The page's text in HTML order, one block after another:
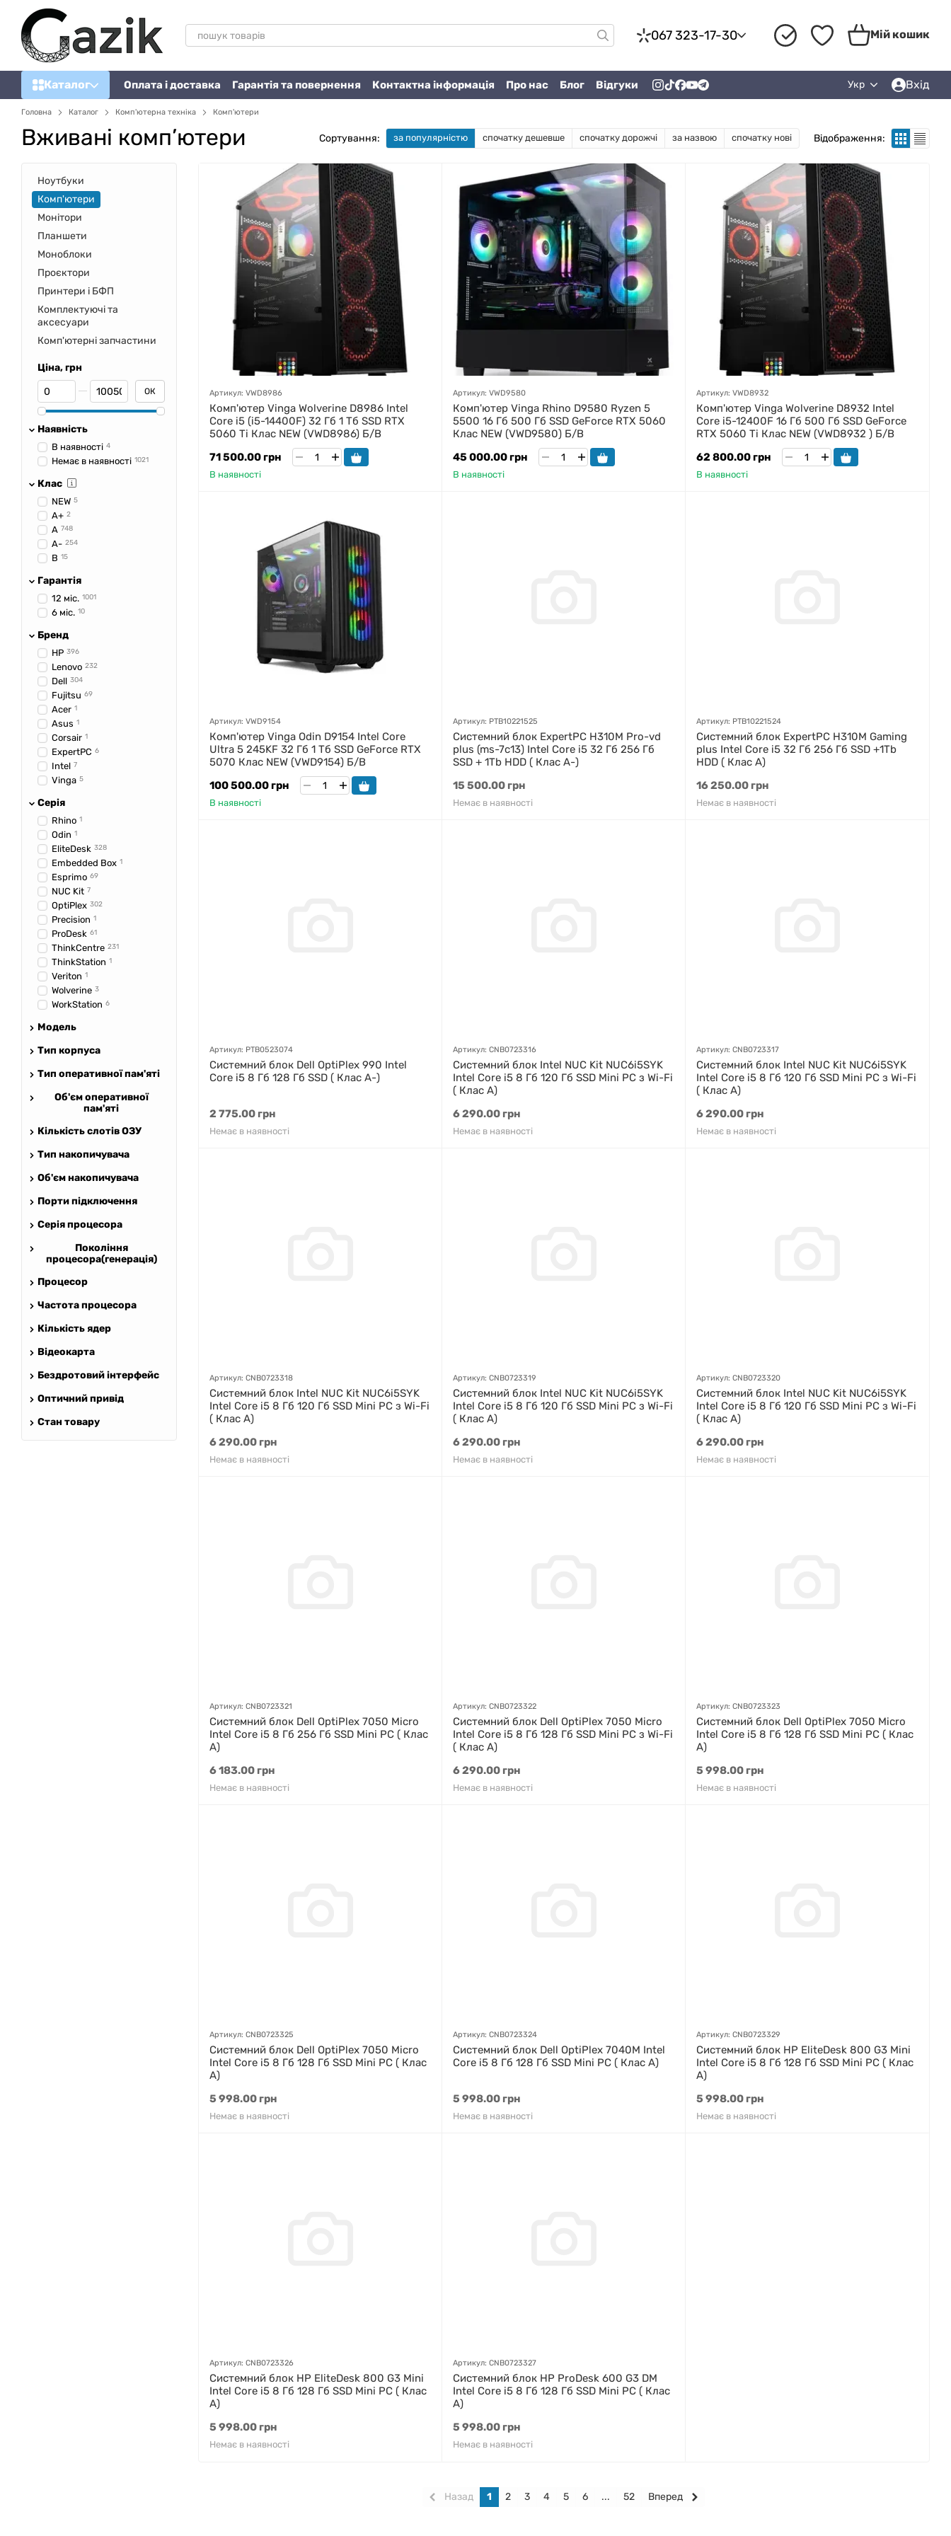
Перейти до основного контенту
067 323-17-30 Мій кошик
Каталог Оплата і доставка Гарантія та повернення Контактна інформація Про нас Блог Відгуки Укр Вхід
Головна Каталог Комп'ютерна техніка Комп'ютери
Вживані комп’ютери Сортування: за популярністю спочатку дешевше спочатку дорожчі за назвою спочатку нові Відображення:
Артикул: VWD8986
Комп'ютер Vinga Wolverine D8986 Intel
Core i5 (i5-14400F) 32 Гб 1 Тб SSD RTX
5060 Ti Клас NEW (VWD8986) Б/В
71 500.00 грн
В наявності
Артикул: VWD9580
Комп'ютер Vinga Rhino D9580 Ryzen 5
5500 16 Гб 500 Гб SSD GeForce RTX 5060
Клас NEW (VWD9580) Б/В
45 000.00 грн
В наявності
Артикул: VWD8932
Комп'ютер Vinga Wolverine D8932 Intel
Core i5-12400F 16 Гб 500 Гб SSD GeForce
RTX 5060 Ti Клас NEW (VWD8932 ) Б/В
62 800.00 грн
В наявності
Артикул: VWD9154
Комп'ютер Vinga Odin D9154 Intel Core
Ultra 5 245KF 32 Гб 1 Тб SSD GeForce RTX
5070 Клас NEW (VWD9154) Б/В
100 500.00 грн
В наявності
Артикул: PTB10221525
Системний блок ExpertPC H310M Pro-vd
plus (ms-7c13) Intel Core i5 32 Гб 256 Гб
SSD + 1Tb HDD ( Клас A-)
15 500.00 грн
Немає в наявності
Артикул: PTB10221524
Системний блок ExpertPC H310M Gaming
plus Intel Core i5 32 Гб 256 Гб SSD +1Tb
HDD ( Клас A)
16 250.00 грн
Немає в наявності
Артикул: PTB0523074
Системний блок Dell OptiPlex 990 Intel
Core i5 8 Гб 128 Гб SSD ( Клас A-)
2 775.00 грн
Немає в наявності
Артикул: CNB0723316
Системний блок Intel NUC Kit NUC6i5SYK
Intel Core i5 8 Гб 120 Гб SSD Mini PC з Wi-Fi
( Клас A)
6 290.00 грн
Немає в наявності
Артикул: CNB0723317
Системний блок Intel NUC Kit NUC6i5SYK
Intel Core i5 8 Гб 120 Гб SSD Mini PC з Wi-Fi
( Клас A)
6 290.00 грн
Немає в наявності
Артикул: CNB0723318
Системний блок Intel NUC Kit NUC6i5SYK
Intel Core i5 8 Гб 120 Гб SSD Mini PC з Wi-Fi
( Клас A)
6 290.00 грн
Немає в наявності
Артикул: CNB0723319
Системний блок Intel NUC Kit NUC6i5SYK
Intel Core i5 8 Гб 120 Гб SSD Mini PC з Wi-Fi
( Клас A)
6 290.00 грн
Немає в наявності
Артикул: CNB0723320
Системний блок Intel NUC Kit NUC6i5SYK
Intel Core i5 8 Гб 120 Гб SSD Mini PC з Wi-Fi
( Клас A)
6 290.00 грн
Немає в наявності
Артикул: CNB0723321
Системний блок Dell OptiPlex 7050 Micro
Intel Core i5 8 Гб 256 Гб SSD Mini PC ( Клас
A)
6 183.00 грн
Немає в наявності
Артикул: CNB0723322
Системний блок Dell OptiPlex 7050 Micro
Intel Core i5 8 Гб 128 Гб SSD Mini PC з Wi-Fi
( Клас A)
6 290.00 грн
Немає в наявності
Артикул: CNB0723323
Системний блок Dell OptiPlex 7050 Micro
Intel Core i5 8 Гб 128 Гб SSD Mini PC ( Клас
A)
5 998.00 грн
Немає в наявності
Артикул: CNB0723325
Системний блок Dell OptiPlex 7050 Micro
Intel Core i5 8 Гб 128 Гб SSD Mini PC ( Клас
A)
5 998.00 грн
Немає в наявності
Артикул: CNB0723324
Системний блок Dell OptiPlex 7040M Intel
Core i5 8 Гб 128 Гб SSD Mini PC ( Клас A)
5 998.00 грн
Немає в наявності
Артикул: CNB0723329
Системний блок HP EliteDesk 800 G3 Mini
Intel Core i5 8 Гб 128 Гб SSD Mini PC ( Клас
A)
5 998.00 грн
Немає в наявності
Артикул: CNB0723326
Системний блок HP EliteDesk 800 G3 Mini
Intel Core i5 8 Гб 128 Гб SSD Mini PC ( Клас
A)
5 998.00 грн
Немає в наявності
Артикул: CNB0723327
Системний блок HP ProDesk 600 G3 DM
Intel Core i5 8 Гб 128 Гб SSD Mini PC ( Клас
A)
5 998.00 грн
Немає в наявності
Назад 1 2 3 4 5 6 ... 52 Вперед
Ноутбуки
Комп'ютери
Монітори
Планшети
Моноблоки
Проєктори
Принтери і БФП
Комплектуючі та
аксесуари
Комп'ютерні запчастини
Ціна, грн
Від Ціна, грн
До Ціна, грн ОК
Наявність
В наявності 4
Немає в наявності 1021
Клас
NEW 5
A+ 2
A 748
A- 254
B 15
Гарантія
12 міс. 1001
6 міс. 10
Бренд
HP 396
Lenovo 232
Dell 304
Fujitsu 69
Acer 1
Asus 1
Corsair 1
ExpertPC 6
Intel 7
Vinga 5
Серія
Rhino 1
Odin 1
EliteDesk 328
Embedded Box 1
Esprimo 69
NUC Kit 7
OptiPlex 302
Precision 1
ProDesk 61
ThinkCentre 231
ThinkStation 1
Veriton 1
Wolverine 3
WorkStation 6
Модель
Тип корпуса
Тип оперативної пам'яті
Об'єм оперативної
пам'яті
Кількість слотів ОЗУ
Тип накопичувача
Об'єм накопичувача
Порти підключення
Серія процесора
Покоління
процесора(генерація)
Процесор
Частота процесора
Кількість ядер
Відеокарта
Бездротовий інтерфейс
Оптичний привід
Стан товару